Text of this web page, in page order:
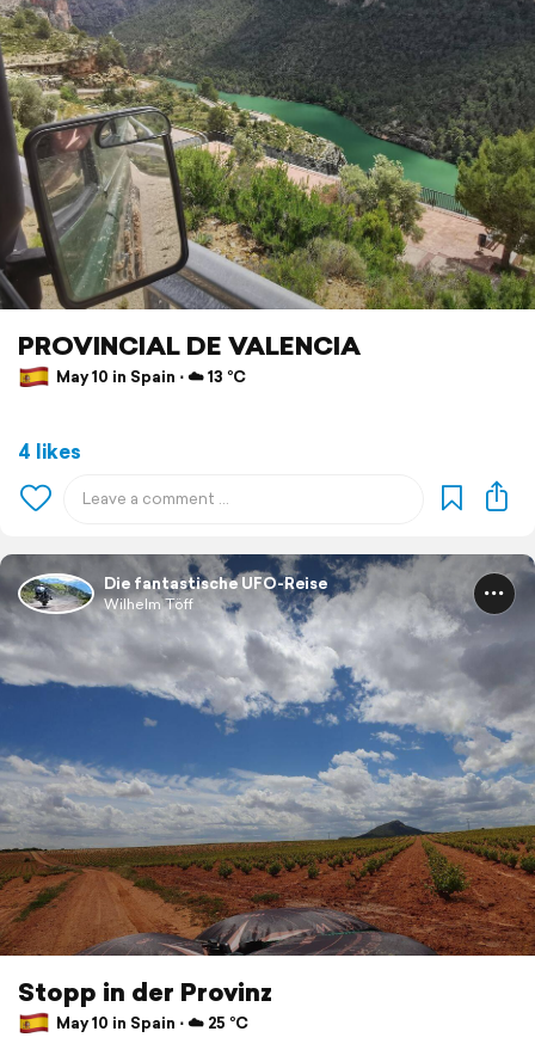
PROVINCIAL DE VALENCIA
May 10 in Spain ⋅ ☁️ 13 °C
4 likes
Die fantastische UFO-Reise
Wilhelm Töff
Stopp in der Provinz
May 10 in Spain ⋅ ☁️ 25 °C